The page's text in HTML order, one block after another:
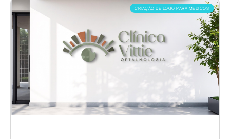
CRIAÇÃO DE LOGO PARA MÉDICOS